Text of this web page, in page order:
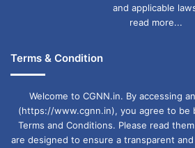
and applicable
read more...
Terms & Condition
Welcome to CGNN.in. By accessing
(https://www.cgnn.in), you agree to be
Terms and Conditions. Please read
are designed to ensure a transparent